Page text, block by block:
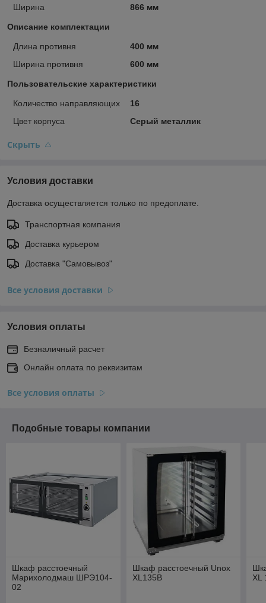
Ширина 866 мм
Описание комплектации
Длина противня
400 мм
Ширина противня
600 мм
Пользовательские характеристики
Количество направляющих
16
Цвет корпуса
Серый металлик
Скрыть
Условия доставки
Доставка осуществляется только по предоплате.
Транспортная компания
Доставка курьером
Доставка "Самовывоз"
Все условия доставки
Условия оплаты
Безналичный расчет
Онлайн оплата по реквизитам
Все условия оплаты
Подобные товары компании
Шкаф расстоечный
Марихолодмаш ШРЭ104-
02
Шкаф расстоечный Unox
XL135B
XL